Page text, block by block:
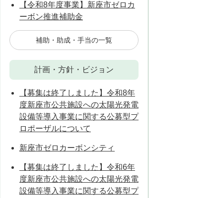
【令和8年度事業】新座市ゼロカ
ーボン推進補助金
補助・助成・手当の一覧
計画・方針・ビジョン
【募集は終了しました】令和8年
度新座市公共施設への太陽光発電
設備等導入事業に関する公募型プ
ロポーザルについて
新座市ゼロカーボンシティ
【募集は終了しました】令和6年
度新座市公共施設への太陽光発電
設備等導入事業に関する公募型プ